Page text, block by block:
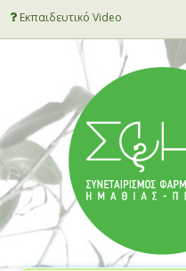
Εκπαιδευτικό Video